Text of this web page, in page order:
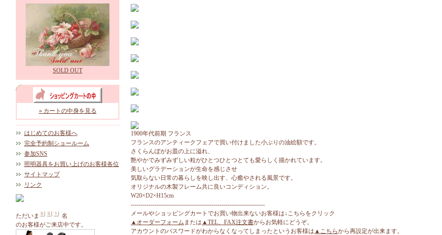
SOLD OUT
» カートの中身を見る
はじめてのお客様へ
完全予約制ショールーム
参加SNS
照明器具をお買い上げのお客様各位
サイトマップ
リンク
ただいま
名
のお客様がご来店中です。
1900年代前期 フランス
フランスのアンティークフェアで買い付けました小ぶりの油絵額です。
さくらんぼがお皿の上に溢れ、
艶やかでみずみずしい粒がひとつひとつとても愛らしく描かれています。
美しいグラデーションが生命を感じさせ
気取らない日常の暮らしを映し出す、心癒やされる風景です。
オリジナルの木製フレーム共に良いコンディション。
W20×D2×H15cm
--------------------------------------------------------------------
メールやショッピングカートでお買い物出来ないお客様は↓こちらをクリック
▲オーダーフォーム または ▲TEL、FAX注文書からお気軽にどうぞ。
アカウントのパスワードがわからなくなってしまったというお客様は ▲こちらから再設定が出来ます。